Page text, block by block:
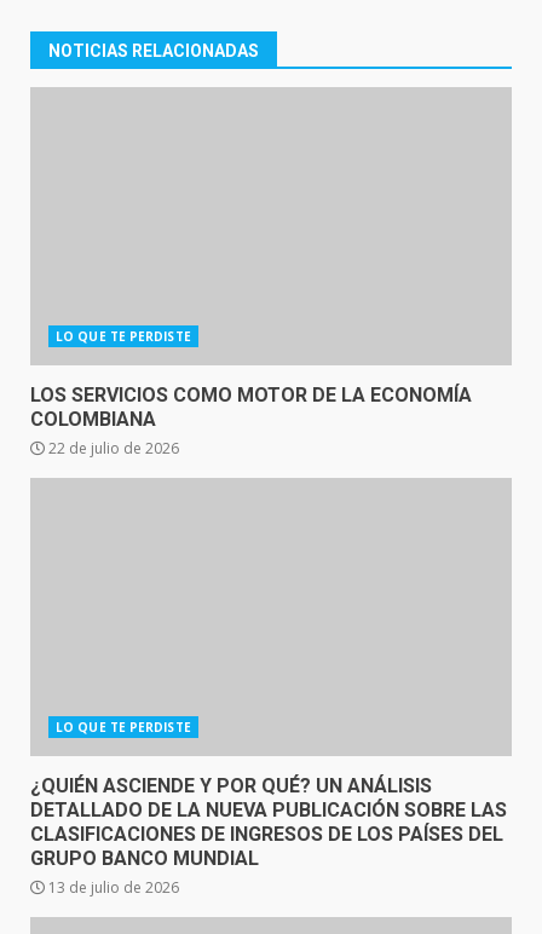
NOTICIAS RELACIONADAS
LO QUE TE PERDISTE
LOS SERVICIOS COMO MOTOR DE LA ECONOMÍA
COLOMBIANA
22 de julio de 2026
LO QUE TE PERDISTE
¿QUIÉN ASCIENDE Y POR QUÉ? UN ANÁLISIS
DETALLADO DE LA NUEVA PUBLICACIÓN SOBRE LAS
CLASIFICACIONES DE INGRESOS DE LOS PAÍSES DEL
GRUPO BANCO MUNDIAL
13 de julio de 2026